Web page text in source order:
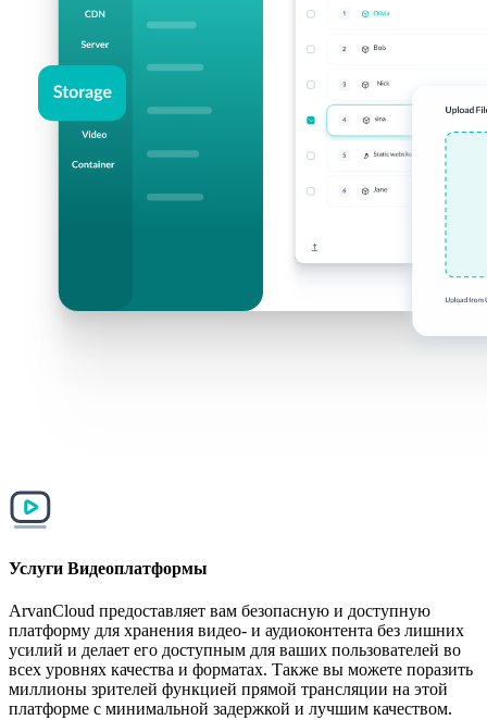
Услуги Видеоплатформы
ArvanCloud предоставляет вам безопасную и доступную
платформу для хранения видео- и аудиоконтента без лишних
усилий и делает его доступным для ваших пользователей во
всех уровнях качества и форматах. Также вы можете поразить
миллионы зрителей функцией прямой трансляции на этой
платформе с минимальной задержкой и лучшим качеством.